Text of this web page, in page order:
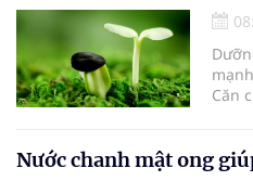
Căn
cân
Nước chanh mật ong